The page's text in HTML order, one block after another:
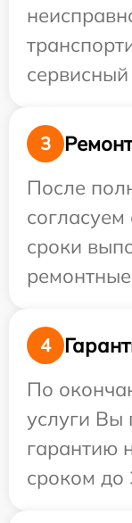
3
После
согласуем
сроки
4
По
услуги Вы
гарантию
сроком до